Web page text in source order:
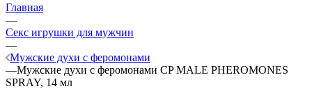
Главная
—
Секс игрушки для мужчин
—
Мужские духи с феромонами
—Мужские духи с феромонами CP MALE PHEROMONES
SPRAY, 14 мл